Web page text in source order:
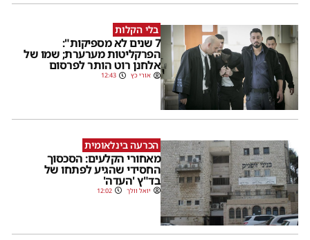
בלי הקלות
7 שנים לא מספיקות":
הפרקליטות מערערת; שמו של
אלחנן רוט הותר לפרסום
אורי כץ 12:43
הכרעה בינלאומית
מאחורי הקלעים: הסכסוך
החסידי שהגיע לפתחו של
בד"ץ 'העדה'
יואל וולך 12:02